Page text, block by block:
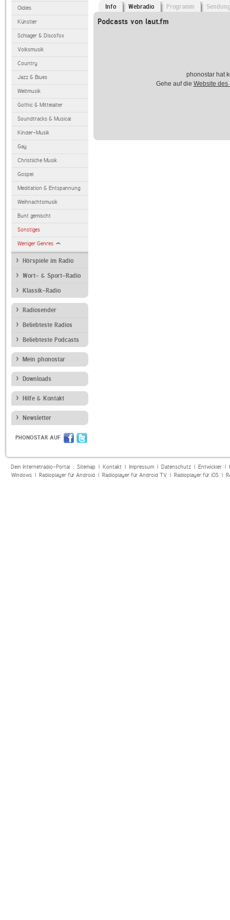
Oldies
Künstler
Schlager & Discofox
Volksmusik
Country
Jazz & Blues
Weltmusik
Gothic & Mittelalter
Soundtracks & Musical
Kinder-Musik
Gay
Christliche Musik
Gospel
Meditation & Entspannung
Weihnachtsmusik
Bunt gemischt
Sonstiges
Weniger Genres
Hörspiele im Radio
Wort- & Sport-Radio
Klassik-Radio
Radiosender
Beliebteste Radios
Beliebteste Podcasts
Mein phonostar
Downloads
Hilfe & Kontakt
Newsletter
PHONOSTAR AUF
Info Webradio Programm
Podcasts von laut.fm
phonostar hat
Gehe auf die Website des
Dein Internetradio-Portal : Sitemap| Kontakt| Impressum| Datenschutz| Entwickler|
Windows| Radioplayer für Android| Radioplayer für Android TV| Radioplayer für iOS|